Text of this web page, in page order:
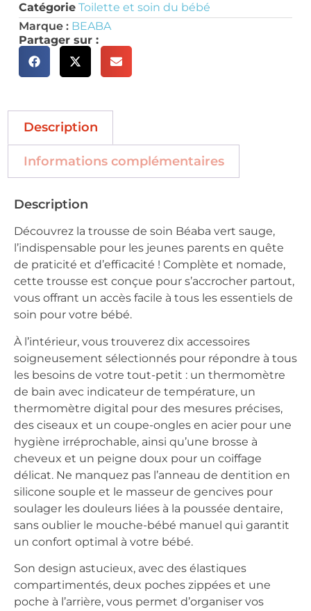
Catégorie Toilette et soin du bébé
Marque : BEABA
Partager sur :
Description
Informations complémentaires
Description
Découvrez la trousse de soin Béaba vert sauge,
l’indispensable pour les jeunes parents en quête
de praticité et d’efficacité ! Complète et nomade,
cette trousse est conçue pour s’accrocher partout,
vous offrant un accès facile à tous les essentiels de
soin pour votre bébé.
À l’intérieur, vous trouverez dix accessoires
soigneusement sélectionnés pour répondre à tous
les besoins de votre tout-petit : un thermomètre
de bain avec indicateur de température, un
thermomètre digital pour des mesures précises,
des ciseaux et un coupe-ongles en acier pour une
hygiène irréprochable, ainsi qu’une brosse à
cheveux et un peigne doux pour un coiffage
délicat. Ne manquez pas l’anneau de dentition en
silicone souple et le masseur de gencives pour
soulager les douleurs liées à la poussée dentaire,
sans oublier le mouche-bébé manuel qui garantit
un confort optimal à votre bébé.
Son design astucieux, avec des élastiques
compartimentés, deux poches zippées et une
poche à l’arrière, vous permet d’organiser vos